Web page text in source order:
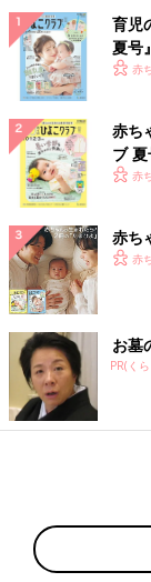
育児
夏号
いっ
赤
赤ち
ブ
く！
赤
赤ち
赤
お墓
PR(く